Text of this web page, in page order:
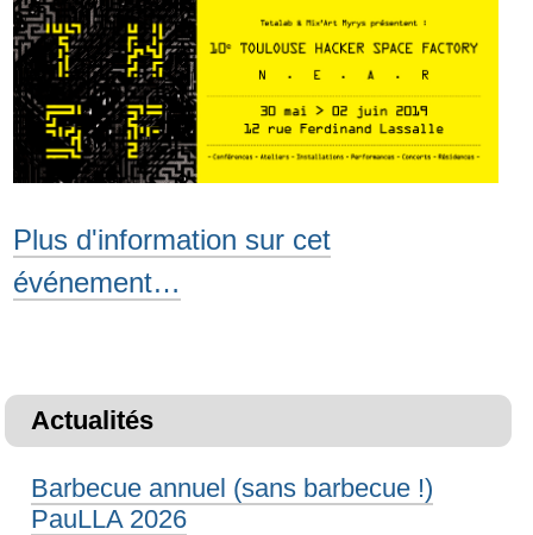
Plus d'information sur cet
événement…
Actualités
Barbecue annuel (sans barbecue !)
PauLLA 2026